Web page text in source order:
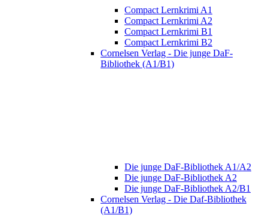
Compact Lernkrimi A1
Compact Lernkrimi A2
Compact Lernkrimi B1
Compact Lernkrimi B2
Cornelsen Verlag - Die junge DaF-
Bibliothek (A1/B1)
Die junge DaF-Bibliothek A1/A2
Die junge DaF-Bibliothek A2
Die junge DaF-Bibliothek A2/B1
Cornelsen Verlag - Die Daf-Bibliothek
(A1/B1)